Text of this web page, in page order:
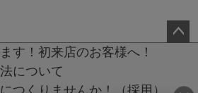
す！初来店のお客様へ！
について
つくりませんか！（採用）